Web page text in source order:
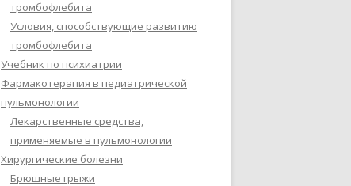
тромбофлебита
Условия, способствующие развитию
тромбофлебита
Учебник по психиатрии
Фармакотерапия в педиатрической
пульмонологии
Лекарственные средства,
применяемые в пульмонологии
Хирургические болезни
Брюшные грыжи